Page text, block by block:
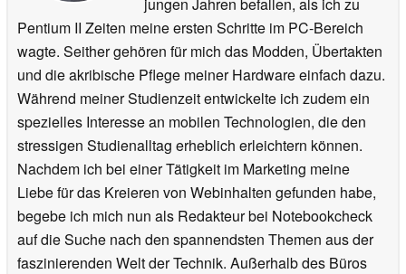
Pentium II Zeiten meine ersten Schritte im PC-Bereich
wagte. Seither gehören für mich das Modden, Übertakten
und die akribische Pflege meiner Hardware einfach dazu.
Während meiner Studienzeit entwickelte ich zudem ein
spezielles Interesse an mobilen Technologien, die den
stressigen Studienalltag erheblich erleichtern können.
Nachdem ich bei einer Tätigkeit im Marketing meine
Liebe für das Kreieren von Webinhalten gefunden habe,
begebe ich mich nun als Redakteur bei Notebookcheck
auf die Suche nach den spannendsten Themen aus der
faszinierenden Welt der Technik. Außerhalb des Büros